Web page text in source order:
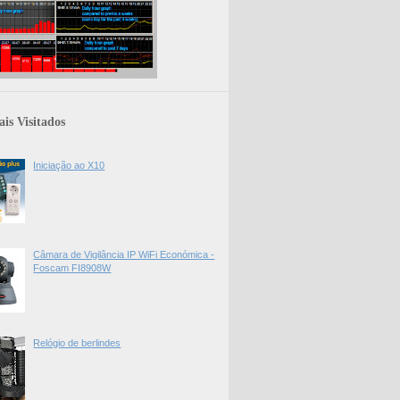
Visitados
Iniciação ao X10
Câmara de Vigilância IP WiFi Económica -
Foscam FI8908W
Relógio de berlindes